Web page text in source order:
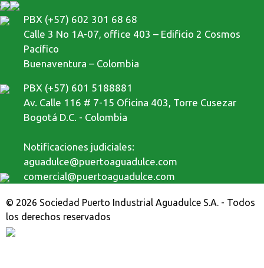
PBX (+57) 602 301 68 68
Calle 3 No 1A-07, office 403 – Edificio 2 Cosmos
Pacífico
Buenaventura – Colombia
PBX (+57) 601 5188881
Av. Calle 116 # 7-15 Oficina 403, Torre Cusezar
Bogotá D.C. - Colombia
Notificaciones judiciales:
aguadulce@puertoaguadulce.com
comercial@puertoaguadulce.com
© 2026 Sociedad Puerto Industrial Aguadulce S.A. - Todos
los derechos reservados